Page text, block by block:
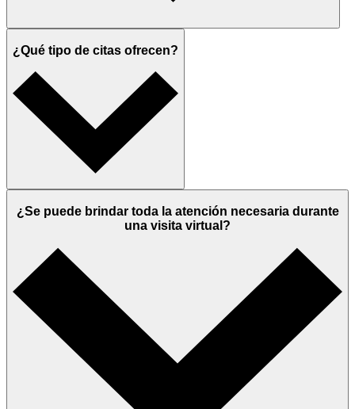
¿Qué tipo de citas ofrecen?
¿Se puede brindar toda la atención necesaria durante
una visita virtual?